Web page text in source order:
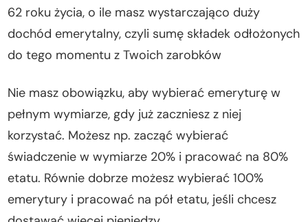
62 roku życia, o ile masz wystarczająco duży
dochód emerytalny, czyli sumę składek odłożonych
do tego momentu z Twoich zarobków
Nie masz obowiązku, aby wybierać emeryturę w
pełnym wymiarze, gdy już zaczniesz z niej
korzystać. Możesz np. zacząć wybierać
świadczenie w wymiarze 20% i pracować na 80%
etatu. Równie dobrze możesz wybierać 100%
emerytury i pracować na pół etatu, jeśli chcesz